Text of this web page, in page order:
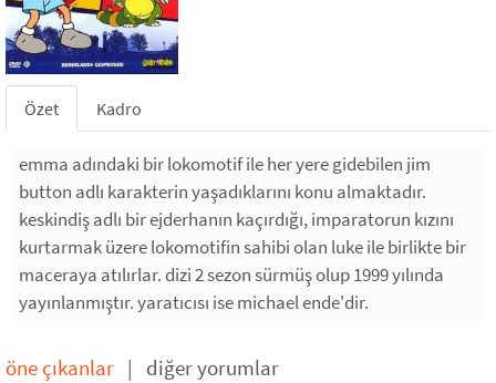
Özet Kadro
emma adındaki bir lokomotif ile her yere gidebilen jim
button adlı karakterin yaşadıklarını konu almaktadır.
keskindiş adlı bir ejderhanın kaçırdığı, imparatorun kızını
kurtarmak üzere lokomotifin sahibi olan luke ile birlikte bir
maceraya atılırlar. dizi 2 sezon sürmüş olup 1999 yılında
yayınlanmıştır. yaratıcısı ise michael ende'dir.
öne çıkanlar | diğer yorumlar